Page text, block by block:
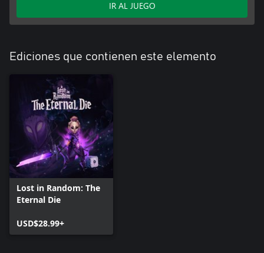
IR AL JUEGO
Ediciones que contienen este elemento
Lost in Random: The
Eternal Die
USD$28.99+